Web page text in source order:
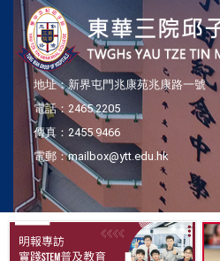
06/07/
屯門青
03/07/
東華三
機械人
地址：新界屯門兆康苑兆康路一號
電話：2465 2205
傳真：2455 9466
電郵：mailbox@ytt.edu.hk